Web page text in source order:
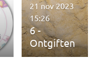
6 -
Ontgiften
21 nov 2023
15:26